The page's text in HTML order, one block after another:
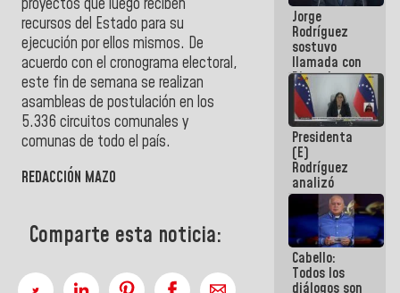
proyectos que luego reciben
recursos del Estado para su
ejecución por ellos mismos. De
acuerdo con el cronograma electoral,
este fin de semana se realizan
asambleas de postulación en los
5.336 circuitos comunales y
comunas de todo el país.
REDACCIÓN MAZO
Comparte esta noticia:
públicos
Jorge
Rodríguez
sostuvo
llamada con
Dinorah
Figuera y
acuerdan
primer
encuentro
presencial
para el
diálogo
Presidenta
(E)
Rodríguez
analizó
junto a
gobernadores
planes de
recuperación
del Sistema
Eléctrico
Cabello:
Todos los
diálogos son